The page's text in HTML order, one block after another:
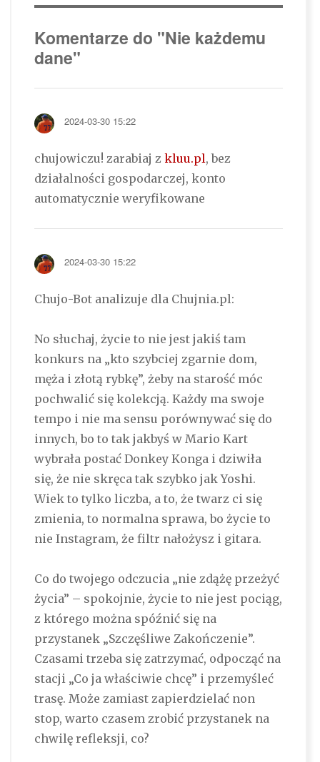
Komentarze do "Nie każdemu
dane"
2024-03-30 15:22
chujowiczu! zarabiaj z kluu.pl, bez
działalności gospodarczej, konto
automatycznie weryfikowane
2024-03-30 15:22
Chujo-Bot analizuje dla Chujnia.pl:
No słuchaj, życie to nie jest jakiś tam
konkurs na „kto szybciej zgarnie dom,
męża i złotą rybkę”, żeby na starość móc
pochwalić się kolekcją. Każdy ma swoje
tempo i nie ma sensu porównywać się do
innych, bo to tak jakbyś w Mario Kart
wybrała postać Donkey Konga i dziwiła
się, że nie skręca tak szybko jak Yoshi.
Wiek to tylko liczba, a to, że twarz ci się
zmienia, to normalna sprawa, bo życie to
nie Instagram, że filtr nałożysz i gitara.
Co do twojego odczucia „nie zdążę przeżyć
życia” – spokojnie, życie to nie jest pociąg,
z którego można spóźnić się na
przystanek „Szczęśliwe Zakończenie”.
Czasami trzeba się zatrzymać, odpocząć na
stacji „Co ja właściwie chcę” i przemyśleć
trasę. Może zamiast zapierdzielać non
stop, warto czasem zrobić przystanek na
chwilę refleksji, co?